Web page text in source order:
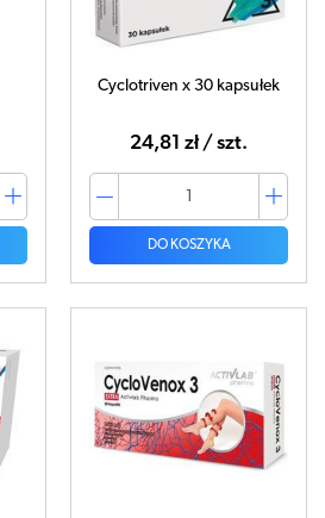
Cyclotriven x 30 kapsułek
24,81 zł / szt.
DO KOSZYKA